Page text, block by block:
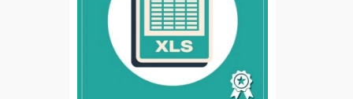
Sin requisitos de acceso
Diploma
Compra segura